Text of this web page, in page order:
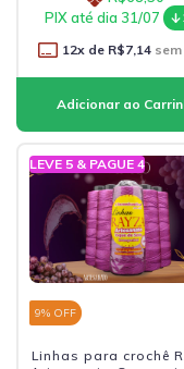
PIX até dia 31/07
12x de R$7,14sem
LEVE 5 & PAGUE 4
9% OFF
Linhas para crochê